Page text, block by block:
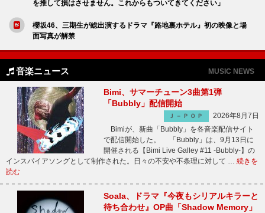
を推して損はさせません。これからもついてきてください」
櫻坂46、三期生が総出演するドラマ『路地裏ホテル』初の映像と場
面写真が解禁
音楽ニュース MUSIC NEWS
Bimi、サマーチューン3曲第1弾
「Bubbly」配信開始
Ｊ－ＰＯＰ
2026年8月7日
Bimiが、新曲「Bubbly」を各音楽配信サイト
で配信開始した。 「Bubbly」は、9月13日に
開催される【Bimi Live Galley #11 -Bubbly-】の
インスパイアソングとして制作された。日々の不安や不条理に対して … 続きを
読む
Soala、ドラマ『今夜もシリアルキラーと
待ち合わせ』OP曲「Shadow Memory」